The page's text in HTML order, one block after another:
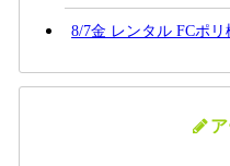
8/7金 レンタル FCポ